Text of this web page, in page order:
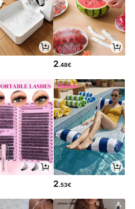
2.48€
2.53€